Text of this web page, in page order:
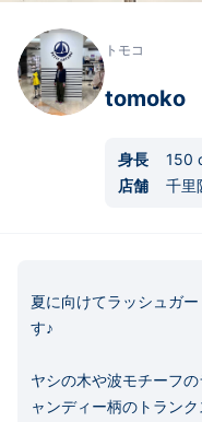
トモコ
tomoko
身長 150
店舗
千里
夏に向けてラッシュガ
す♪
ヤシの木や波モチーフ
ャンディー柄のトラン